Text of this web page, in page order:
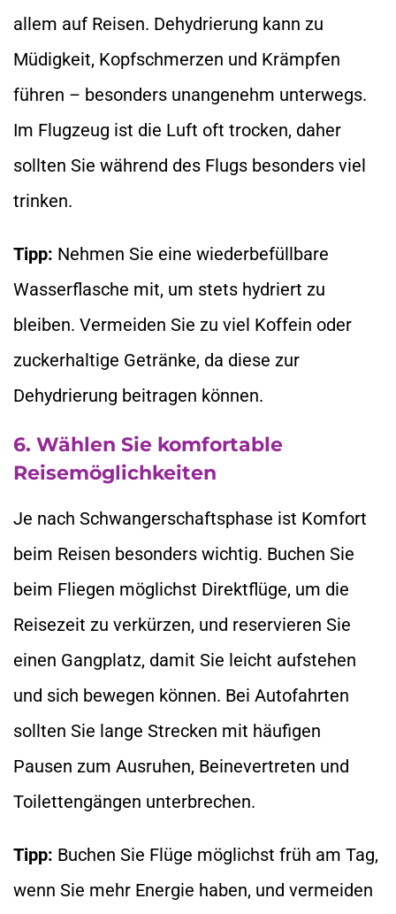
allem auf Reisen. Dehydrierung kann zu
Müdigkeit, Kopfschmerzen und Krämpfen
führen – besonders unangenehm unterwegs.
Im Flugzeug ist die Luft oft trocken, daher
sollten Sie während des Flugs besonders viel
trinken.
Tipp: Nehmen Sie eine wiederbefüllbare
Wasserflasche mit, um stets hydriert zu
bleiben. Vermeiden Sie zu viel Koffein oder
zuckerhaltige Getränke, da diese zur
Dehydrierung beitragen können.
6. Wählen Sie komfortable
Reisemöglichkeiten
Je nach Schwangerschaftsphase ist Komfort
beim Reisen besonders wichtig. Buchen Sie
beim Fliegen möglichst Direktflüge, um die
Reisezeit zu verkürzen, und reservieren Sie
einen Gangplatz, damit Sie leicht aufstehen
und sich bewegen können. Bei Autofahrten
sollten Sie lange Strecken mit häufigen
Pausen zum Ausruhen, Beinevertreten und
Toilettengängen unterbrechen.
Tipp: Buchen Sie Flüge möglichst früh am Tag,
wenn Sie mehr Energie haben, und vermeiden